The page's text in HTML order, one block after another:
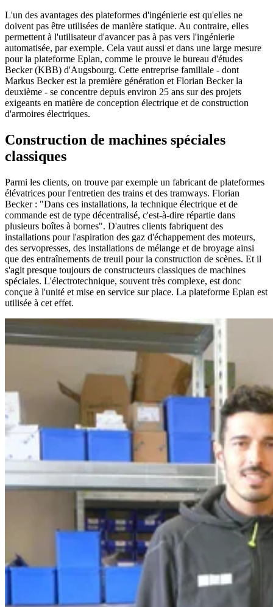
L'un des avantages des plateformes d'ingénierie est qu'elles ne
doivent pas être utilisées de manière statique. Au contraire, elles
permettent à l'utilisateur d'avancer pas à pas vers l'ingénierie
automatisée, par exemple. Cela vaut aussi et dans une large mesure
pour la plateforme Eplan, comme le prouve le bureau d'études
Becker (KBB) d'Augsbourg. Cette entreprise familiale - dont
Markus Becker est la première génération et Florian Becker la
deuxième - se concentre depuis environ 25 ans sur des projets
exigeants en matière de conception électrique et de construction
d'armoires électriques.
Construction de machines spéciales
classiques
Parmi les clients, on trouve par exemple un fabricant de plateformes
élévatrices pour l'entretien des trains et des tramways. Florian
Becker : "Dans ces installations, la technique électrique et de
commande est de type décentralisé, c'est-à-dire répartie dans
plusieurs boîtes à bornes". D'autres clients fabriquent des
installations pour l'aspiration des gaz d'échappement des moteurs,
des servopresses, des installations de mélange et de broyage ainsi
que des entraînements de treuil pour la construction de scènes. Et il
s'agit presque toujours de constructeurs classiques de machines
spéciales. L'électrotechnique, souvent très complexe, est donc
conçue à l'unité et mise en service sur place. La plateforme Eplan est
utilisée à cet effet.